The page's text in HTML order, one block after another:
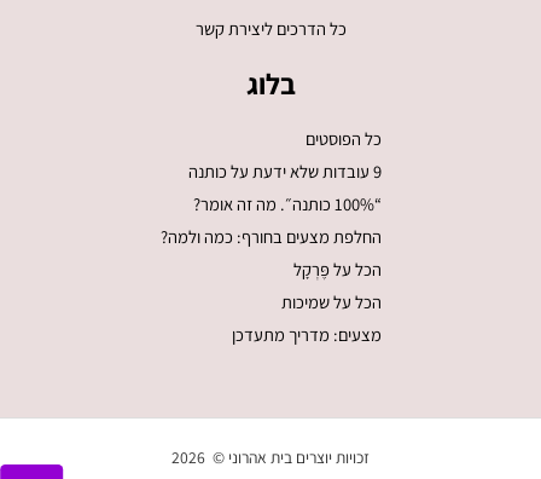
כל הדרכים ליצירת קשר
בלוג
כל הפוסטים
9 עובדות שלא ידעת על כותנה
“100% כותנה״. מה זה אומר?
החלפת מצעים בחורף: כמה ולמה?
הכל על פֶּרְקָל
הכל על שמיכות
מצעים: מדריך מתעדכן
זכויות יוצרים בית אהרוני © 2026